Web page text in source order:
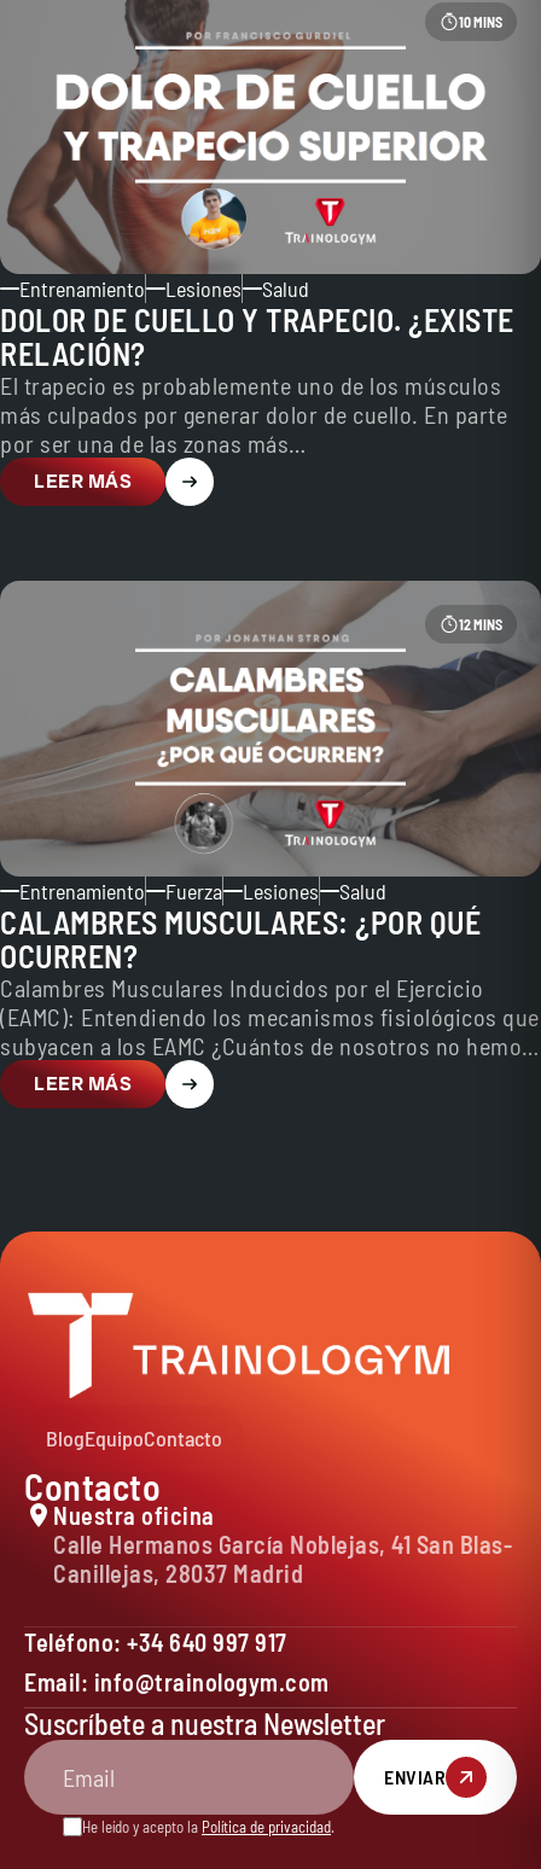
10 MINS
Entrenamiento Lesiones Salud
DOLOR DE CUELLO Y TRAPECIO. ¿EXISTE
RELACIÓN?
El trapecio es probablemente uno de los músculos
más culpados por generar dolor de cuello. En parte
por ser una de las zonas más…
LEER MÁS
12 MINS
Entrenamiento Fuerza Lesiones Salud
CALAMBRES MUSCULARES: ¿POR QUÉ
OCURREN?
Calambres Musculares Inducidos por el Ejercicio
(EAMC): Entendiendo los mecanismos fisiológicos que
subyacen a los EAMC ¿Cuántos de nosotros no hemos
sufrido de algún…
LEER MÁS
Contacto
Nuestra oficina
Calle Hermanos García Noblejas, 41 San Blas-
Canillejas, 28037 Madrid
Teléfono: +34 640 997 917
Email: info@trainologym.com
BlogEquipoContacto
Suscríbete a nuestra Newsletter
ENVIAR
He leído y acepto la Política de privacidad.